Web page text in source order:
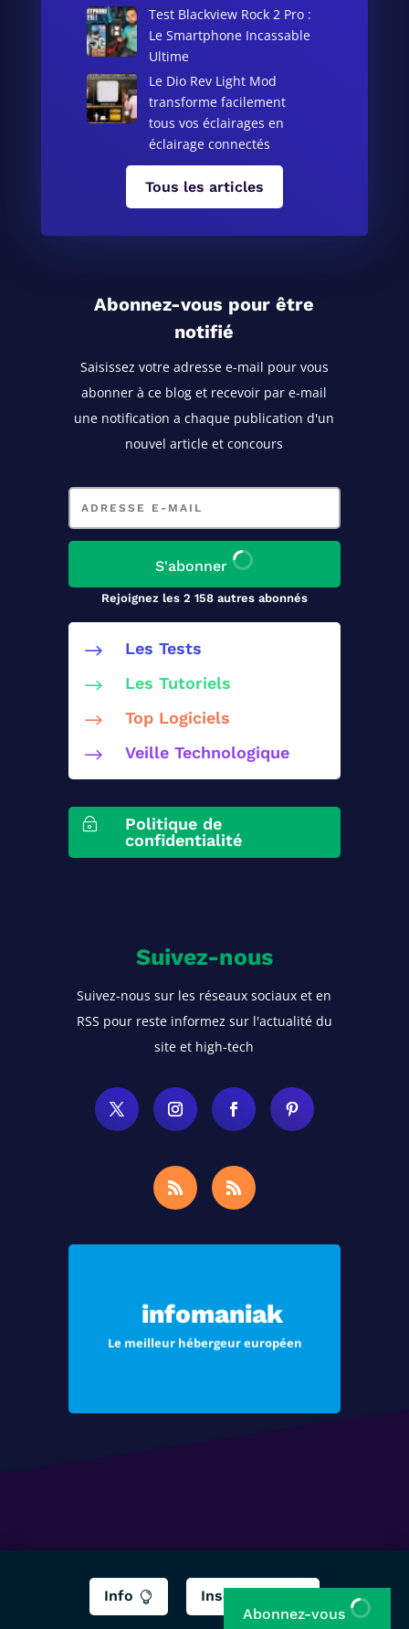
Test Blackview Rock 2 Pro :
Le Smartphone Incassable
Ultime
Le Dio Rev Light Mod
transforme facilement
tous vos éclairages en
éclairage connectés
Tous les articles
Abonnez-vous pour être
notifié
Saisissez votre adresse e-mail pour vous
abonner à ce blog et recevoir par e-mail
une notification a chaque publication d'un
nouvel article et concours
Adresse
mail
S'abonner
Rejoignez les 2 158 autres abonnés
$ Les Tests
$ Les Tutoriels
$ Top Logiciels
$ Veille Technologique
~
Politique de
confidentialité
Suivez-nous
Suivez-nous sur les réseaux sociaux et en
RSS pour reste informez sur l'actualité du
site et high-tech
infomaniak
Le meilleur hébergeur européen
hébergement pour vos sites Web et
vos e-mails
Info  Inscription
Abonnez-vous